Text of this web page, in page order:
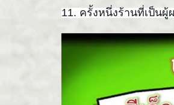
11. ครั้งหนึ่งร้านที่เป็นผู้